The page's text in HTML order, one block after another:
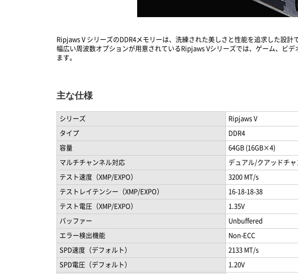
Ripjaws V シリーズのDDR4メモリーは、洗練された美しさと性能を追求した設
幅広い周波数オプションが用意されているRipjaws Vシリーズでは、ゲーム、ビ
ます。
主な仕様
シリーズ Ripjaws V
タイプ DDR4
容量 64GB (16GB×4)
マルチチャンネル対応 デュアル/クアッドチャ
テスト速度（XMP/EXPO） 3200 MT/s
テストレイテンシー（XMP/EXPO） 16-18-18-38
テスト電圧（XMP/EXPO） 1.35V
バッファー Unbuffered
エラー検出機能 Non-ECC
SPD速度（デフォルト） 2133 MT/s
SPD電圧（デフォルト） 1.20V